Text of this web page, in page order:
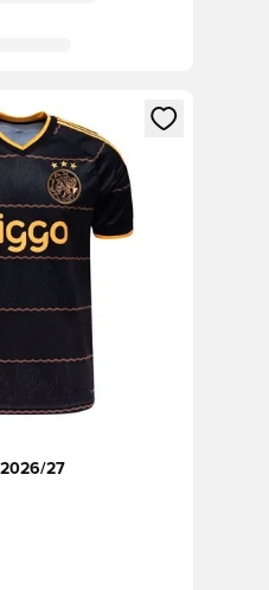
a bejelentkezéshez vagy a
27